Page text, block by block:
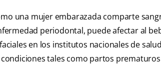
una mujer embarazada comparte
periodontal, puede afectar al
en los institutos nacionales de
tales como partos